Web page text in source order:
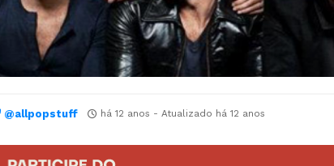
@allpopstuff há 12 anos - Atualizado há 12 anos